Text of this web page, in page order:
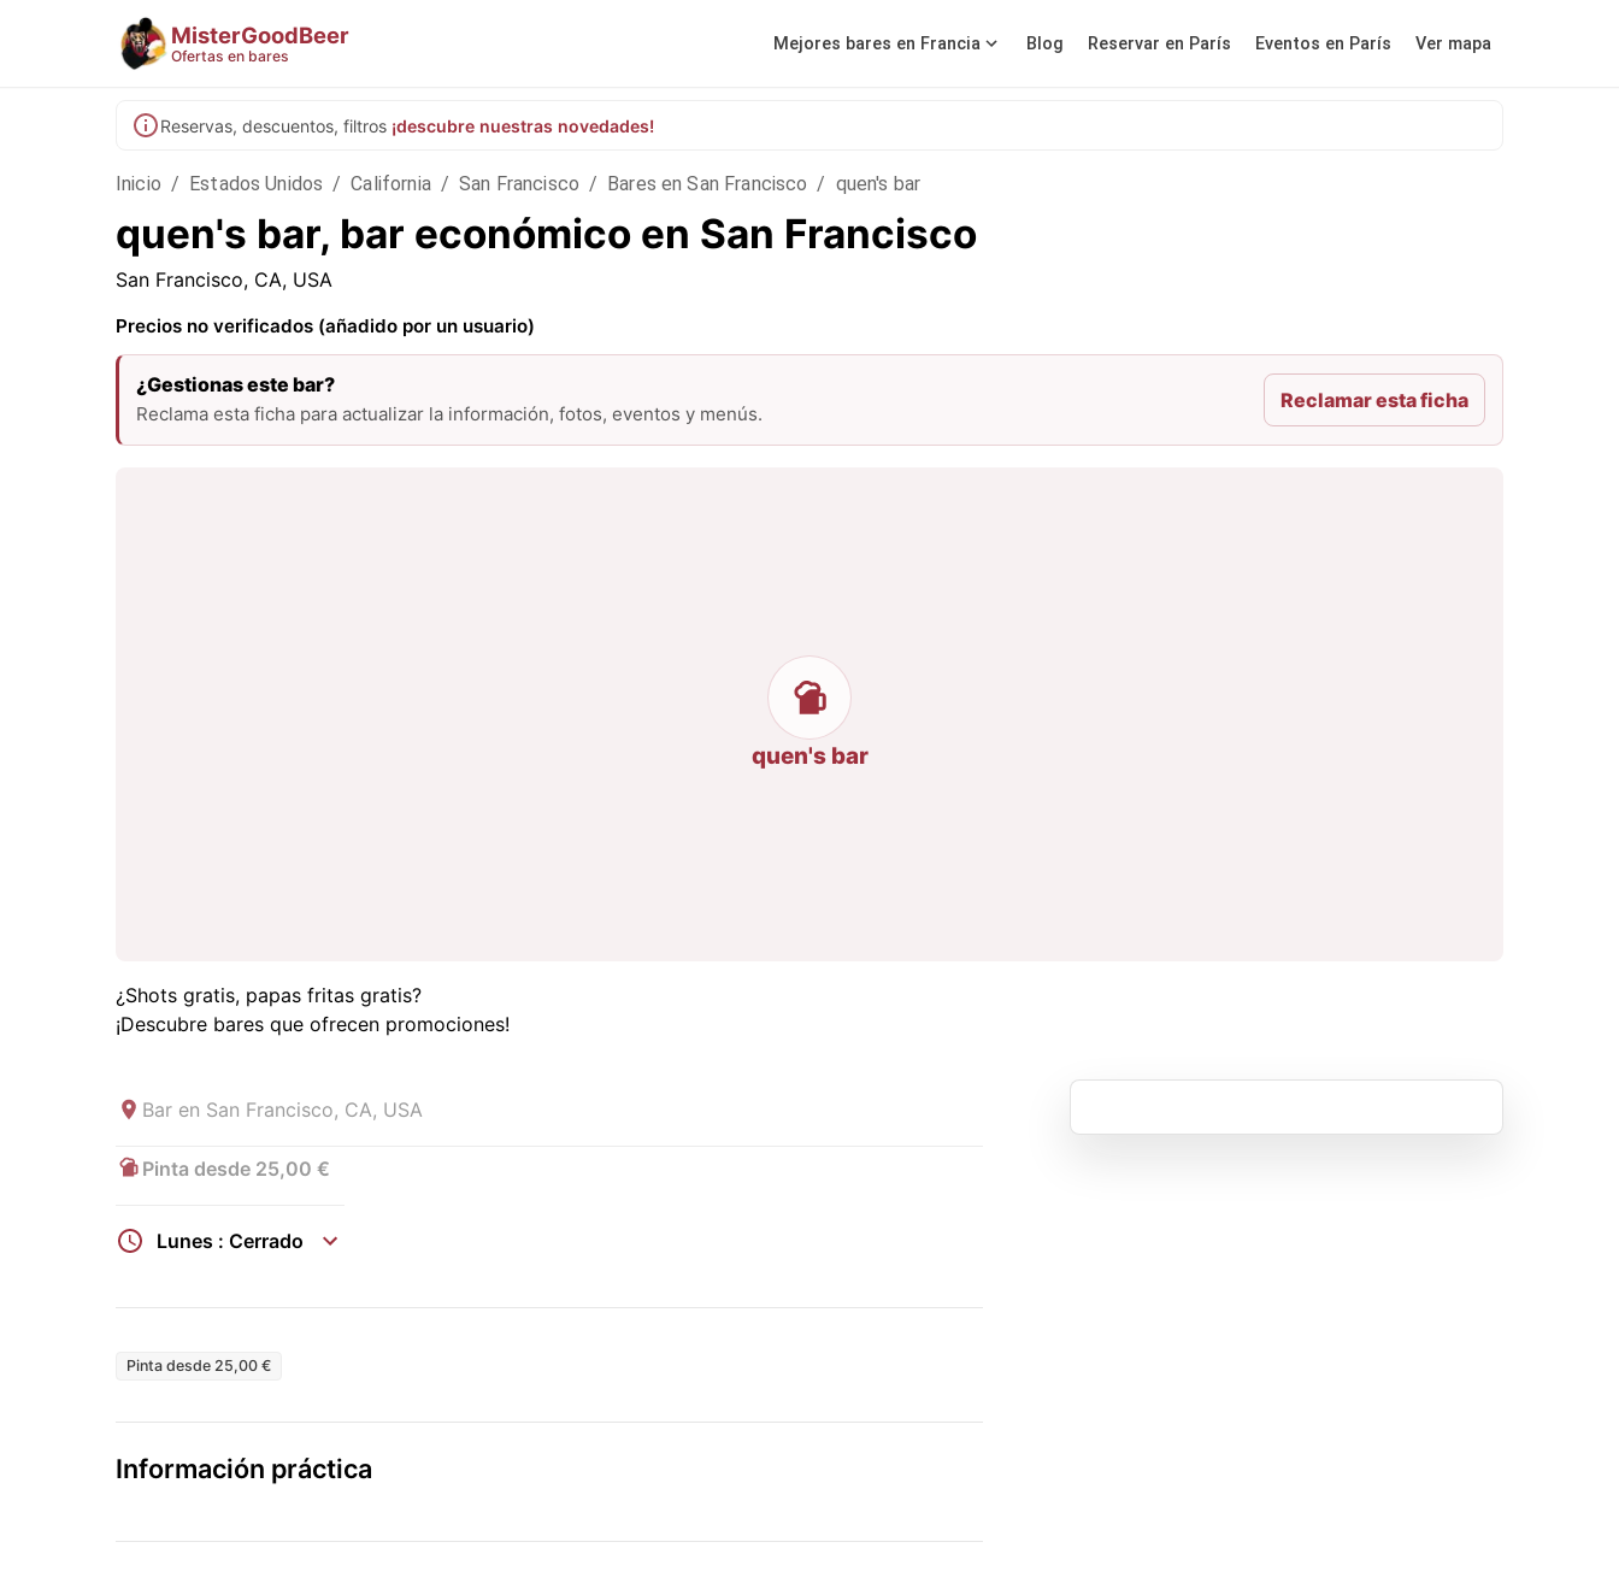
MisterGoodBeer
Ofertas en bares
Mejores bares en Francia Blog Reservar en París Eventos en París Ver mapa
Reservas, descuentos, filtros ¡descubre nuestras novedades!
Inicio / Estados Unidos / California / San Francisco / Bares en San Francisco / quen's bar
quen's bar, bar económico en San Francisco
San Francisco, CA, USA
Precios no verificados (añadido por un usuario)
¿Gestionas este bar?
Reclama esta ficha para actualizar la información, fotos, eventos y menús.
Reclamar esta ficha
quen's bar
¿Shots gratis, papas fritas gratis?
¡Descubre bares que ofrecen promociones!
Bar en San Francisco, CA, USA
Pinta desde 25,00 €
Lunes : Cerrado
Pinta desde 25,00 €
Información práctica